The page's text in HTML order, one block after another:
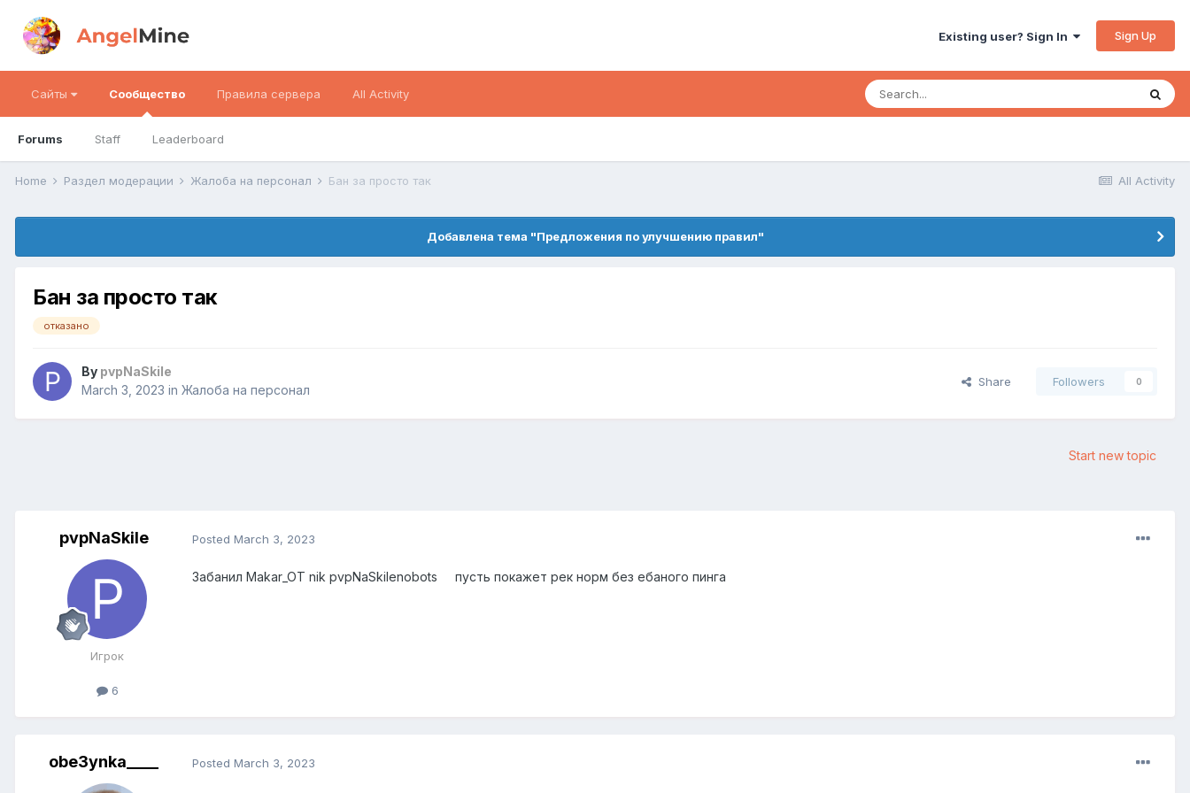
Existing user? Sign In Sign Up
Сайты Сообщество
Forums Staff Leaderboard
Правила сервера All Activity
All Activity
Home Раздел модерации Жалоба на персонал Бан за просто так
Добавлена тема "Предложения по улучшению правил"
Бан за просто так
отказано
By pvpNaSkile
March 3, 2023 in Жалоба на персонал
Share Followers 0
Start new topic
pvpNaSkile
Игрок
6
Posted March 3, 2023
Забанил Makar_OT nik pvpNaSkilenobots пусть покажет рек норм без ебаного пинга
obe3ynka____ Posted March 3, 2023